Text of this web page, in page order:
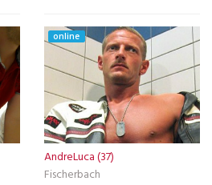
online
AndreLuca (37)
Fischerbach